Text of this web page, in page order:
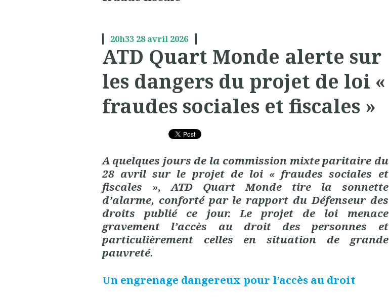
20h33 28 avril 2026
ATD Quart Monde alerte sur
les dangers du projet de loi «
fraudes sociales et fiscales »
A quelques jours de la commission mixte paritaire du
28 avril sur le projet de loi « fraudes sociales et
fiscales », ATD Quart Monde tire la sonnette
d’alarme, conforté par le rapport du Défenseur des
droits publié ce jour. Le projet de loi menace
gravement l’accès au droit des personnes et
particulièrement celles en situation de grande
pauvreté.
Un engrenage dangereux pour l’accès au droit